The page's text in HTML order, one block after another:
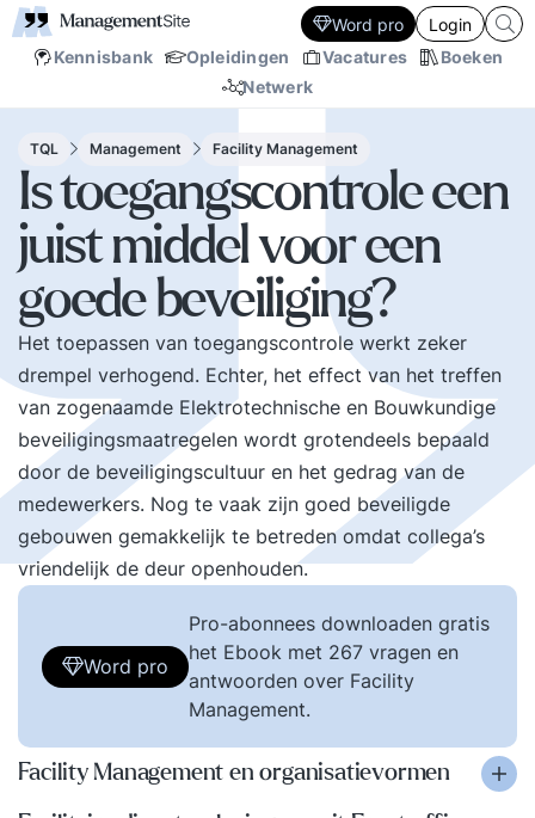
Kennisbank Opleidingen Vacatures
Boeken
Netwerk
Word pro Login
TQL Management Facility Management
Is toegangscontrole een
juist middel voor een
goede beveiliging?
Het toepassen van toegangscontrole werkt zeker
drempel verhogend. Echter, het effect van het treffen
van zogenaamde Elektrotechnische en Bouwkundige
beveiligingsmaatregelen wordt grotendeels bepaald
door de beveiligingscultuur en het gedrag van de
medewerkers. Nog te vaak zijn goed beveiligde
gebouwen gemakkelijk te betreden omdat collega’s
vriendelijk de deur openhouden.
Word pro
Pro-abonnees downloaden gratis
het Ebook met 267 vragen en
antwoorden over Facility
Management.
Facility Management en organisatievormen